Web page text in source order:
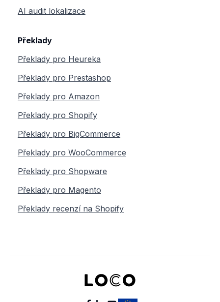
AI audit lokalizace
Překlady
Překlady pro Heureka
Překlady pro Prestashop
Překlady pro Amazon
Překlady pro Shopify
Překlady pro BigCommerce
Překlady pro WooCommerce
Překlady pro Shopware
Překlady pro Magento
Překlady recenzí na Shopify